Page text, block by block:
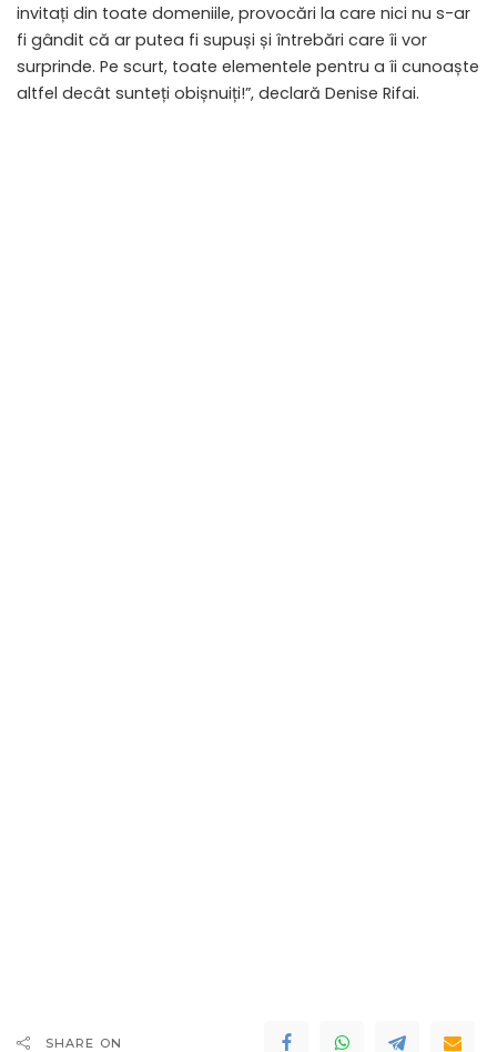
invitați din toate domeniile, provocări la care nici nu s-ar
fi gândit că ar putea fi supuși și întrebări care îi vor
surprinde. Pe scurt, toate elementele pentru a îi cunoaște
altfel decât sunteți obișnuiți!”, declară Denise Rifai.
SHARE ON